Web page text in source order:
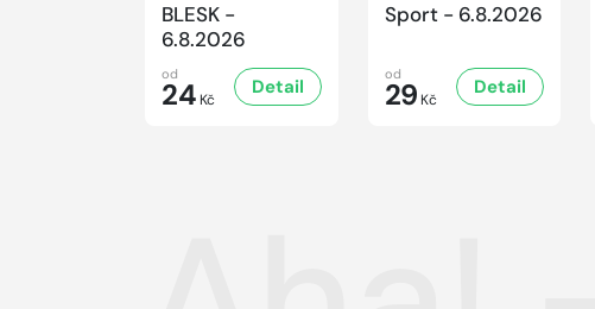
BLESK -
6.8.2026
od
24 Kč
Detail
Sport - 6.8.2026
od
29 Kč
Detail